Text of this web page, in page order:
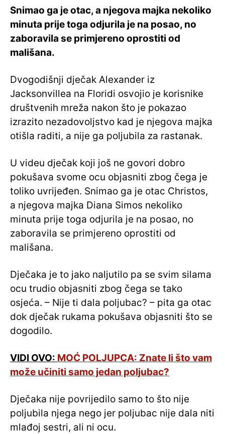
Snimao ga je otac, a njegova majka nekoliko
minuta prije toga odjurila je na posao, no
zaboravila se primjereno oprostiti od
mališana.
Dvogodišnji dječak Alexander iz
Jacksonvillea na Floridi osvojio je korisnike
društvenih mreža nakon što je pokazao
izrazito nezadovoljstvo kad je njegova majka
otišla raditi, a nije ga poljubila za rastanak.
U videu dječak koji još ne govori dobro
pokušava svome ocu objasniti zbog čega je
toliko uvrijeđen. Snimao ga je otac Christos,
a njegova majka Diana Simos nekoliko
minuta prije toga odjurila je na posao, no
zaboravila se primjereno oprostiti od
mališana.
Dječaka je to jako naljutilo pa se svim silama
ocu trudio objasniti zbog čega se tako
osjeća. – Nije ti dala poljubac? – pita ga otac
dok dječak rukama pokušava objasniti što se
dogodilo.
VIDI OVO: MOĆ POLJUPCA: Znate li što vam
može učiniti samo jedan poljubac?
Dječaka nije povrijedilo samo to što nije
poljubila njega nego jer poljubac nije dala niti
mlađoj sestri, ali ni ocu.